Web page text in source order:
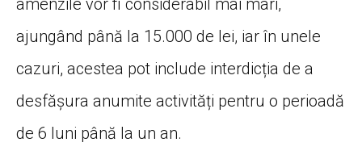
amenzile vor fi considerabil mai mari,
ajungând până la 15.000 de lei, iar în unele
cazuri, acestea pot include interdicția de a
desfășura anumite activități pentru o perioadă
de 6 luni până la un an.